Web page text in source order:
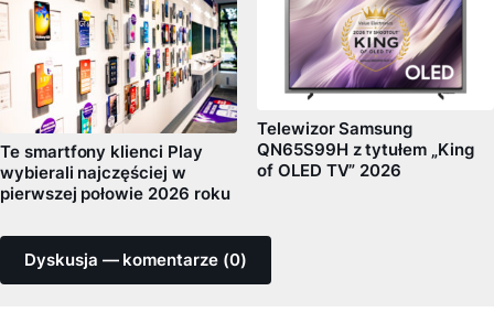
Te smartfony klienci Play
wybierali najczęściej w
pierwszej połowie 2026 roku
Telewizor Samsung
QN65S99H z tytułem „King
of OLED TV” 2026
Dyskusja — komentarze (0)